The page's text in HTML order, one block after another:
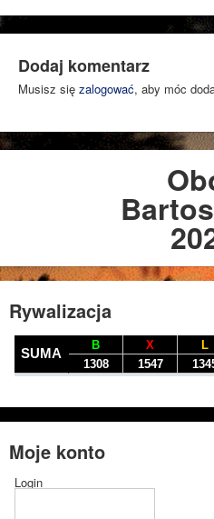
Dodaj komentarz
Musisz się zalogować, aby móc
Rywalizacja
Moje konto
Login